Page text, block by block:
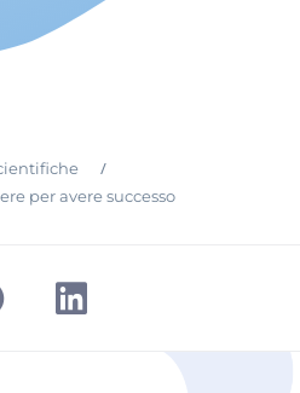
/
per avere successo